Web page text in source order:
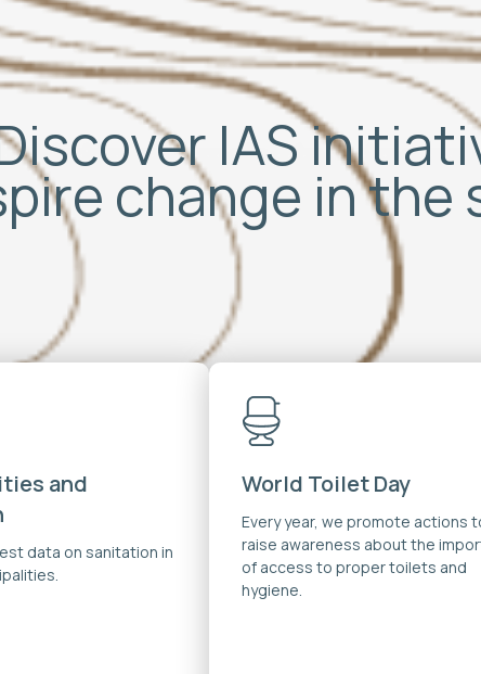
IAS
change in
and
data on sanitation in
World Toilet Day
Every year, we promote actions
raise awareness about the
of access to proper toilets and
hygiene.